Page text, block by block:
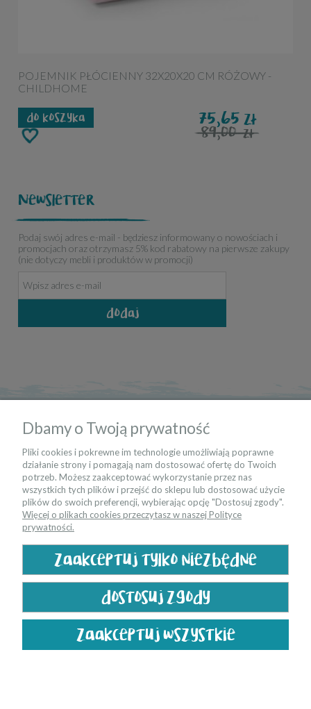
POJEMNIK PŁÓCIENNY 32X20X20 CM RÓŻOWY -
CHILDHOME
75,65zł
89,00zł
do koszyka
Newsletter
Podaj swój adres e-mail - będziesz informowany o nowościach i
promocjach oraz otrzymasz 5% kod rabatowy na pierwsze zakupy
(nie dotyczy mebli i produktów w promocji)
dodaj
moje konto
kontakt
bądź na bieżąco
pokaż pełną wersję strony
Dbamy o Twoją prywatność
Pliki cookies i pokrewne im technologie umożliwiają poprawne
działanie strony i pomagają nam dostosować ofertę do Twoich
potrzeb. Możesz zaakceptować wykorzystanie przez nas
wszystkich tych plików i przejść do sklepu lub dostosować użycie
plików do swoich preferencji, wybierając opcję "Dostosuj zgody".
Więcej o plikach cookies przeczytasz w naszej Polityce
prywatności.
zaakceptuj tylko niezbędne
dostosuj zgody
zaakceptuj wszystkie